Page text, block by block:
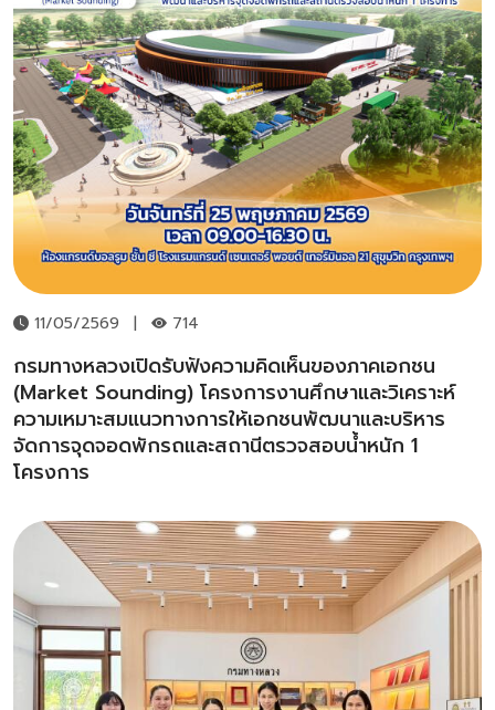
11/05/2569 | 714
กรมทางหลวงเปิดรับฟังความคิดเห็นของภาคเอกชน
(Market Sounding) โครงการงานศึกษาและวิเคราะห์
ความเหมาะสมแนวทางการให้เอกชนพัฒนาและบริหาร
จัดการจุดจอดพักรถและสถานีตรวจสอบน้ำหนัก 1
โครงการ